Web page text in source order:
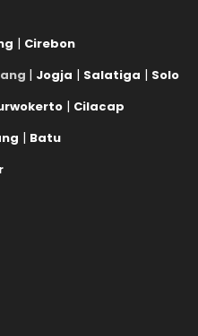
| Cirebon
| Jogja | Salatiga | Solo
| Cilacap
| Batu